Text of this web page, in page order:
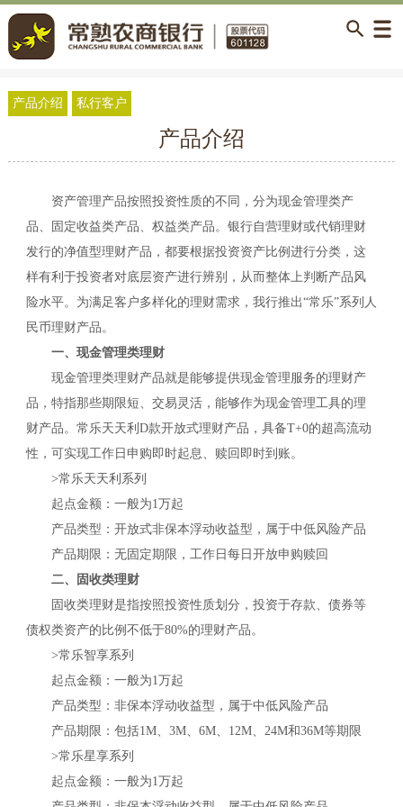
产品介绍 私行客户
产品介绍
资产管理产品按照投资性质的不同，分为现金管理类产
品、固定收益类产品、权益类产品。银行自营理财或代销理财
发行的净值型理财产品，都要根据投资资产比例进行分类，这
样有利于投资者对底层资产进行辨别，从而整体上判断产品风
险水平。为满足客户多样化的理财需求，我行推出“常乐”系列人
民币理财产品。
一、现金管理类理财
现金管理类理财产品就是能够提供现金管理服务的理财产
品，特指那些期限短、交易灵活，能够作为现金管理工具的理
财产品。常乐天天利D款开放式理财产品，具备T+0的超高流动
性，可实现工作日申购即时起息、赎回即时到账。
>常乐天天利系列
起点金额：一般为1万起
产品类型：开放式非保本浮动收益型，属于中低风险产品
产品期限：无固定期限，工作日每日开放申购赎回
二、固收类理财
固收类理财是指按照投资性质划分，投资于存款、债券等
债权类资产的比例不低于80%的理财产品。
>常乐智享系列
起点金额：一般为1万起
产品类型：非保本浮动收益型，属于中低风险产品
产品期限：包括1M、3M、6M、12M、24M和36M等期限
>常乐星享系列
起点金额：一般为1万起